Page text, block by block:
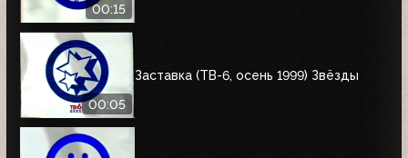
00:15
00:05
Заставка (ТВ-6, осень 1999) Звёзды